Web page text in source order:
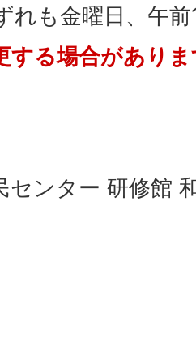
れも金曜日、午
する場合があり
センター 研修館